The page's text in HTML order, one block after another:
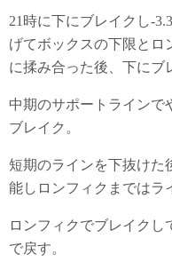
21時に下にブレイクし-
げてボックスの下限とロ
に揉み合った後、下にブ
中期のサポートラインで
ブレイク。
短期のラインを下抜けた
能しロンフィクまではラ
ロンフィクでブレイクし
で戻す。